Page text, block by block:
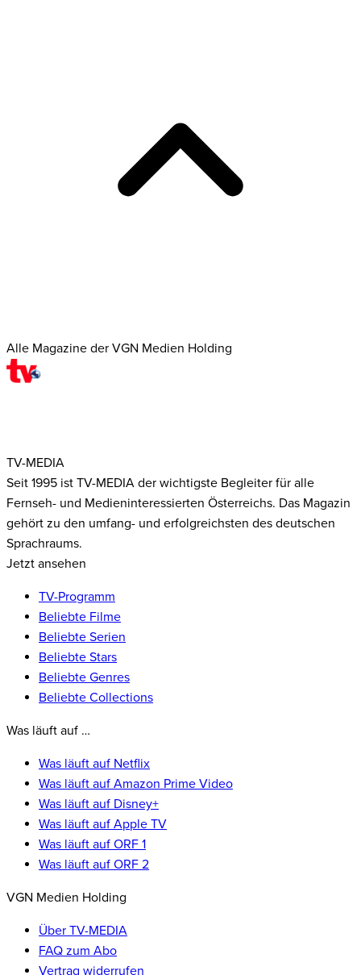
Alle Magazine der VGN Medien Holding
TV-MEDIA
Seit 1995 ist TV-MEDIA der wichtigste Begleiter für alle
Fernseh- und Medieninteressierten Österreichs. Das Magazin
gehört zu den umfang- und erfolgreichsten des deutschen
Sprachraums.
Jetzt ansehen
TV-Programm
Beliebte Filme
Beliebte Serien
Beliebte Stars
Beliebte Genres
Beliebte Collections
Was läuft auf …
Was läuft auf Netflix
Was läuft auf Amazon Prime Video
Was läuft auf Disney+
Was läuft auf Apple TV
Was läuft auf ORF 1
Was läuft auf ORF 2
VGN Medien Holding
Über TV-MEDIA
FAQ zum Abo
Vertrag widerrufen